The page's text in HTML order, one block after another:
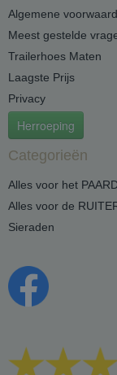
Algemene
Meest gestelde
Trailerhoes Maten
Laagste Prijs
Privacy
Herroeping
Categorieën
Alles voor het
Alles voor de
Sieraden